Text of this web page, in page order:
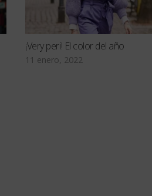
¡Very peri! El color del año
11 enero, 2022